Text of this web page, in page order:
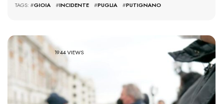
TAGS: #GIOIA #INCIDENTE #PUGLIA #PUTIGNANO
1944 VIEWS